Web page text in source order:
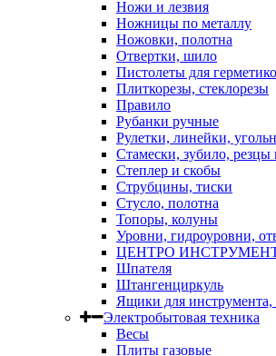
Ножи и лезвия
Ножницы по металлу
Ножовки, полотна
Отвертки, шило
Пистолеты для
Плиткорезы, стеклорезы
Правило
Рубанки ручные
Рулетки, линейки,
Стамески, зубило, резцы
Степлер и скобы
Струбцины, тиски
Стусло, полотна
Топоры, колуны
Уровни, гидроуровни,
ЦЕНТРО
Шпателя
Штангенциркуль
Ящики для инструмента,
Электробытовая техника
Весы
Плиты газовые